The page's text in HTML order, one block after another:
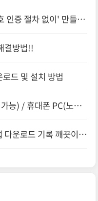
인증 절차 없이' 만들
결방법!!
드 및 설치 방법
능) / 휴대폰 PC(노트P
다운로드 기록 깨끗이